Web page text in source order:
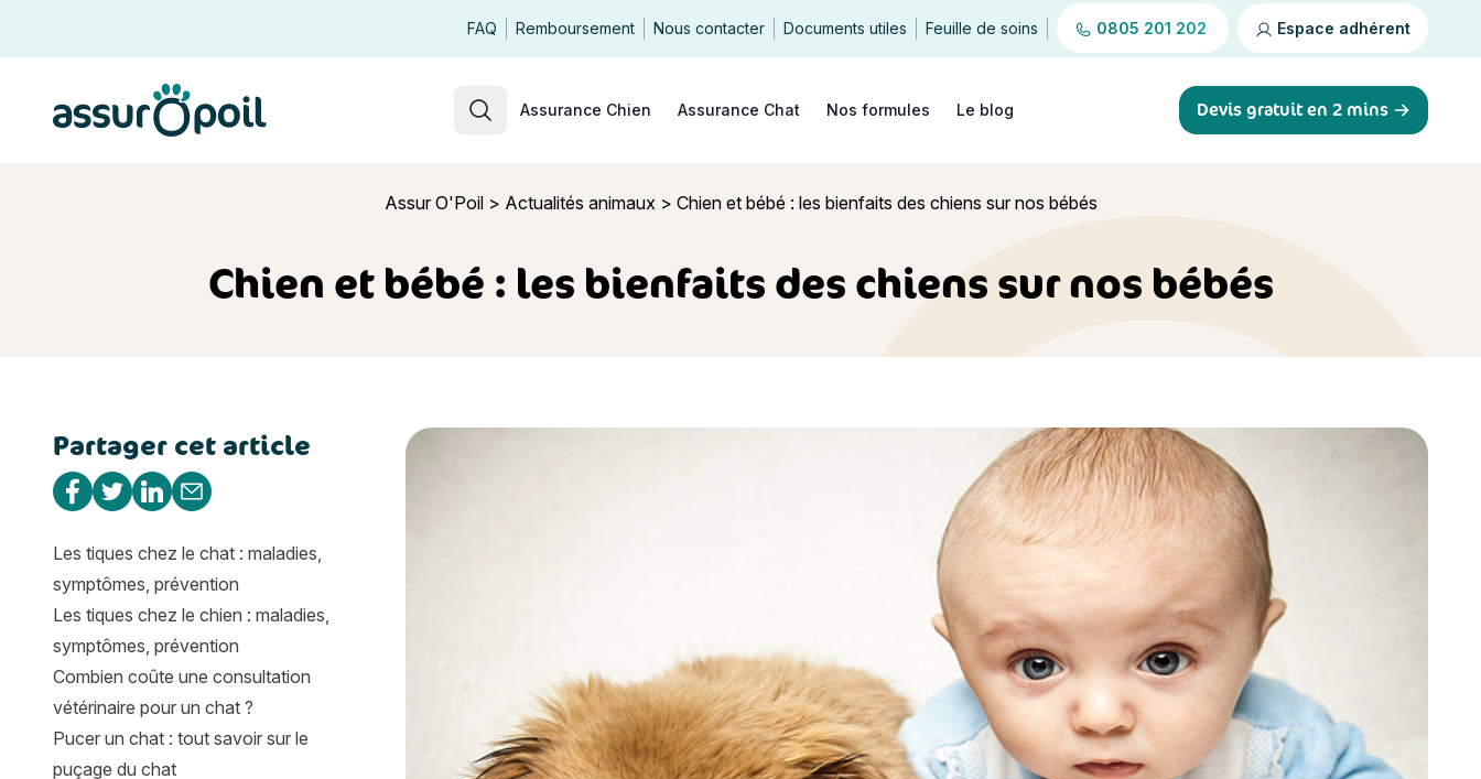
FAQ Remboursement Nous contacter Documents utiles Feuille de soins 0805 201 202 Espace adhérent
Rechercher
Assurance Chien Assurance Chat Nos formules Le blog Devis gratuit en 2 mins
Assur O'Poil> Actualités animaux> Chien et bébé : les bienfaits des chiens sur nos bébés
Chien et bébé : les bienfaits des chiens sur nos bébés
Chien et bébé : les bienfaits des chiens sur nos bébés
Partager cet article
Partager sur Facebook
Partager sur Twitter
Partager sur Linkedin
Partager par e-mail
Les tiques chez le chat : maladies,
symptômes, prévention
Les tiques chez le chien : maladies,
symptômes, prévention
Combien coûte une consultation
vétérinaire pour un chat ?
Pucer un chat : tout savoir sur le
puçage du chat